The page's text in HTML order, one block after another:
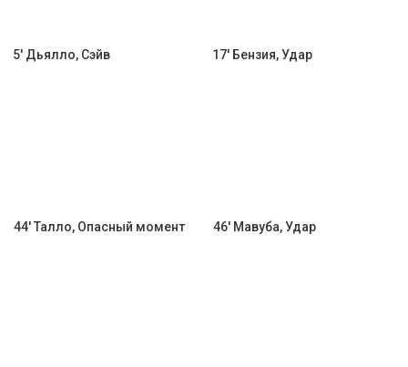
5' Дьялло, Сэйв 17' Бензия, Удар
44' Талло, Опасный момент 46' Мавуба, Удар